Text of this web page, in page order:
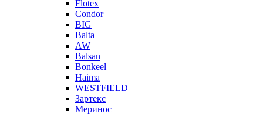
Flotex
Condor
BIG
Balta
AW
Balsan
Bonkeel
Haima
WESTFIELD
Зартекс
Меринос